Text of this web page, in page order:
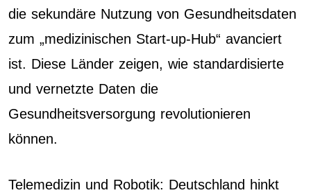
die sekundäre Nutzung von Gesundheitsdaten
zum „medizinischen Start-up-Hub“ avanciert
ist. Diese Länder zeigen, wie standardisierte
und vernetzte Daten die
Gesundheitsversorgung revolutionieren
können.
Telemedizin und Robotik: Deutschland hinkt